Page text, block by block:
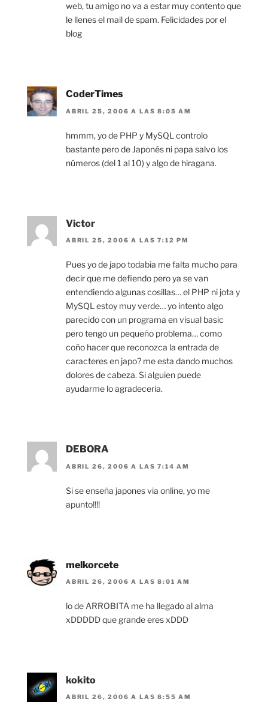
web, tu amigo no va a estar muy contento que
le llenes el mail de spam. Felicidades por el
blog
CoderTimes
ABRIL 25, 2006 A LAS 8:05 AM
hmmm, yo de PHP y MySQL controlo
bastante pero de Japonés ni papa salvo los
números (del 1 al 10) y algo de hiragana.
Victor
ABRIL 25, 2006 A LAS 7:12 PM
Pues yo de japo todabia me falta mucho para
decir que me defiendo pero ya se van
entendiendo algunas cosillas… el PHP ni jota y
MySQL estoy muy verde… yo intento algo
parecido con un programa en visual basic
pero tengo un pequeño problema… como
coño hacer que reconozca la entrada de
caracteres en japo? me esta dando muchos
dolores de cabeza. Si alguien puede
ayudarme lo agradeceria.
DEBORA
ABRIL 26, 2006 A LAS 7:14 AM
Si se enseña japones via online, yo me
apunto!!!!
melkorcete
ABRIL 26, 2006 A LAS 8:01 AM
lo de ARROBITA me ha llegado al alma
xDDDDD que grande eres xDDD
kokito
ABRIL 26, 2006 A LAS 8:55 AM